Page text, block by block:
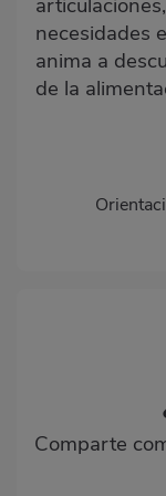
necesidades
anima a
de la
Comparte